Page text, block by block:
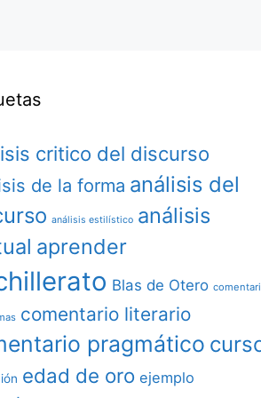
critico del discurso
de la forma análisis del
análisis estilístico análisis
aprender
Blas de Otero
comentario literario
pragmático
edad de oro ejemplo